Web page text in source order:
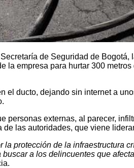
de Seguridad de
empresa para hurtar 300
ducto, dejando sin internet a
externas, al parecer,
las autoridades, que viene
protección de la infraestructura
a los delincuentes que